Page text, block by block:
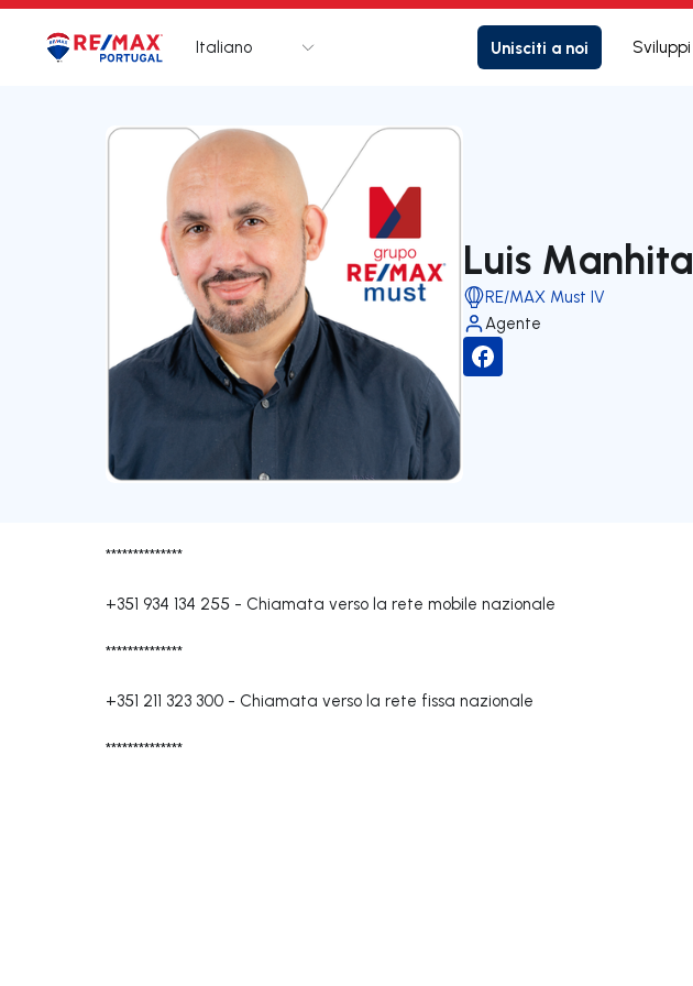
Logo Vai alla homepage
Italiano Unisciti a noi Sviluppi
Luis Manhita
RE/MAX Must IV
Agente
**************
+351 934 134 255 - Chiamata verso la rete mobile nazionale
**************
+351 211 323 300 - Chiamata verso la rete fissa nazionale
**************